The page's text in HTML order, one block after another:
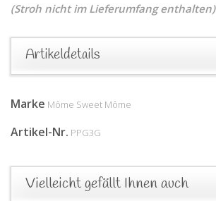
(Stroh nicht im Lieferumfang enthalten)
Artikeldetails
Marke Môme Sweet Môme
Artikel-Nr. PPG3G
Vielleicht gefällt Ihnen auch